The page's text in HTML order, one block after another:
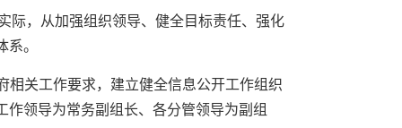
际，从加强组织领导、健全目标责任、强化
。
相关工作要求，建立健全信息公开工作组织
领导为常务副组长、各分管领导为副组